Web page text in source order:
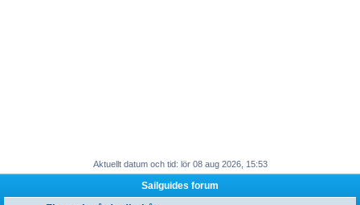
Aktuellt datum och tid: lör 08 aug 2026, 15:53
Sailguides forum